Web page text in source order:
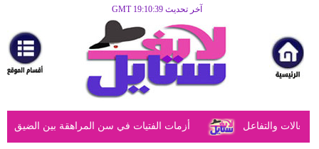
آخر تحديث GMT 19:10:39
مرأة
أزياء
أزياء
إسلامية
أزمات الفتيات في سن المراهقة بين الضيق والتفاعل